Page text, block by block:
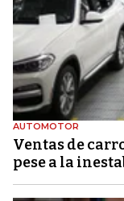
AUTOMOTOR
Ventas de
pese a la